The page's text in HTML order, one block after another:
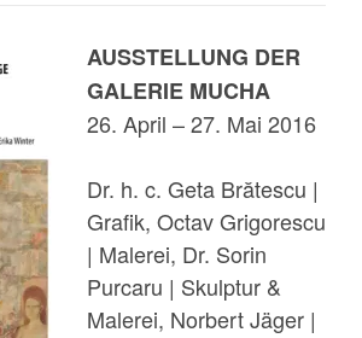
AUSSTELLUNG DER
GALERIE MUCHA
26. April – 27. Mai 2016
Dr. h. c. Geta Brătescu |
Grafik, Octav Grigorescu
| Malerei, Dr. Sorin
Purcaru | Skulptur &
Malerei, Norbert Jäger |